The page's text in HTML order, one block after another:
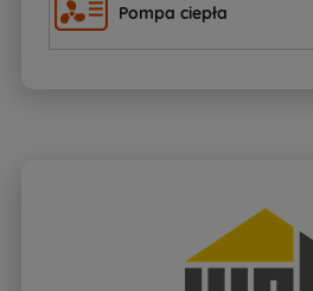
Pompa ciepła